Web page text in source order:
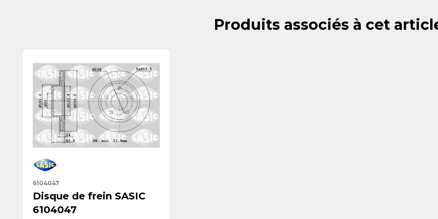
Produits associés à cet
6104047
Disque de frein SASIC
6104047